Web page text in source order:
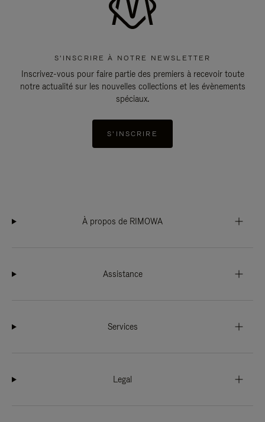
S'INSCRIRE À NOTRE NEWSLETTER
Inscrivez-vous pour faire partie des premiers à recevoir toute
notre actualité sur les nouvelles collections et les évènements
spéciaux.
S'INSCRIRE
À propos de RIMOWA
Assistance
Services
Legal